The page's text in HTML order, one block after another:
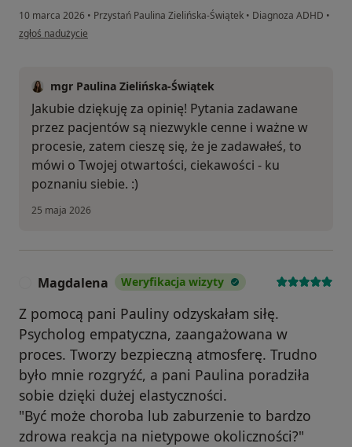
10 marca 2026 • Przystań Paulina Zielińska-Świątek • Diagnoza ADHD •
w opinii użytkownika Jakub
zgłoś nadużycie
mgr Paulina Zielińska-Świątek
Jakubie dziękuję za opinię! Pytania zadawane
przez pacjentów są niezwykle cenne i ważne w
procesie, zatem cieszę się, że je zadawałeś, to
mówi o Twojej otwartości, ciekawości - ku
poznaniu siebie. :)
25 maja 2026
Magdalena Weryfikacja wizyty
Z pomocą pani Pauliny odzyskałam siłę.
Psycholog empatyczna, zaangażowana w
proces. Tworzy bezpieczną atmosferę. Trudno
było mnie rozgryźć, a pani Paulina poradziła
sobie dzięki dużej elastyczności.
"Być może choroba lub zaburzenie to bardzo
zdrowa reakcja na nietypowe okoliczności?"